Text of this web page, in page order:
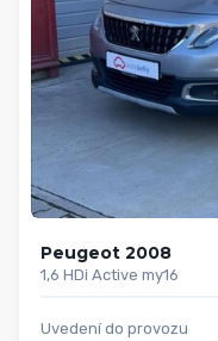
Peugeot 2008
1,6 HDi Active my16
Uvedení do provozu